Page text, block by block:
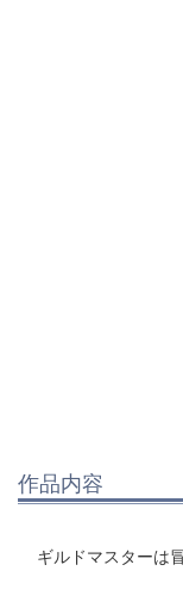
作品内容
ギルドマスターは